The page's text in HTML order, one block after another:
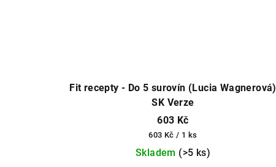
Fit recepty - Do 5 surovín (Lucia Wagnerová)
SK Verze
603 Kč
Měrná
cena:
603 Kč / 1 ks
Skladem (>5 ks)